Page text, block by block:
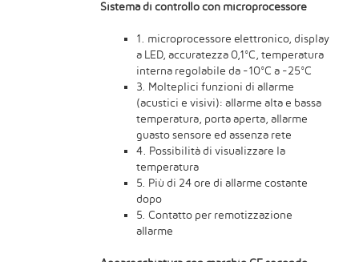
Sistema di controllo con microprocessore
1. microprocessore elettronico, display
a LED, accuratezza 0,1°C, temperatura
interna regolabile da -10°C a -25°C
3. Molteplici funzioni di allarme
(acustici e visivi): allarme alta e bassa
temperatura, porta aperta, allarme
guasto sensore ed assenza rete
4. Possibilità di visualizzare la
temperatura
5. Più di 24 ore di allarme costante
dopo
5. Contatto per remotizzazione
allarme